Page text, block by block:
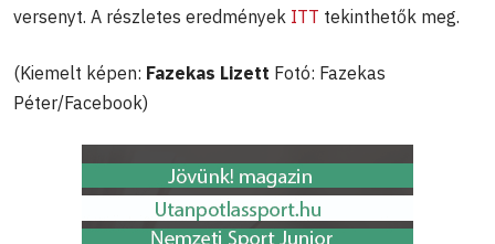
versenyt. A részletes eredmények ITT tekinthetők meg.
(Kiemelt képen: Fazekas Lizett Fotó: Fazekas
Péter/Facebook)